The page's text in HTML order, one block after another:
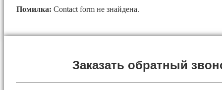
Помилка: Contact form не знайдена.
Заказать обратный